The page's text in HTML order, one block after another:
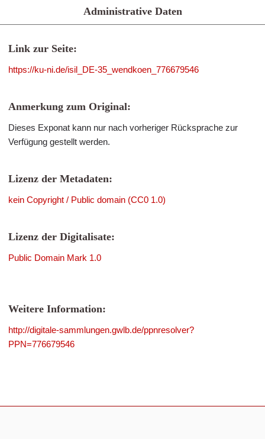
Administrative Daten
Link zur Seite:
https://ku-ni.de/isil_DE-35_wendkoen_776679546
Anmerkung zum Original:
Dieses Exponat kann nur nach vorheriger Rücksprache zur
Verfügung gestellt werden.
Lizenz der Metadaten:
kein Copyright / Public domain (CC0 1.0)
Lizenz der Digitalisate:
Public Domain Mark 1.0
Weitere Information:
http://digitale-sammlungen.gwlb.de/ppnresolver?
PPN=776679546